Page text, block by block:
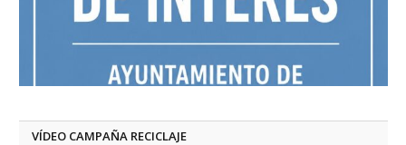
VÍDEO CAMPAÑA RECICLAJE